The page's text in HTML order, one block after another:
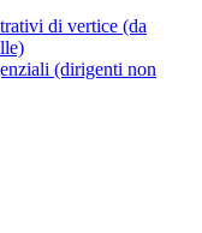
di vertice (da
(dirigenti non